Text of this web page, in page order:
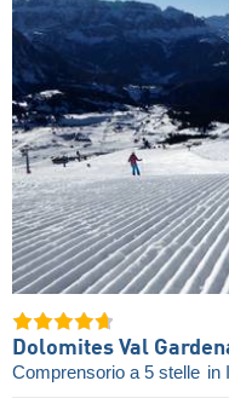
Dolomites Val
Comprensorio a 5 stelle in